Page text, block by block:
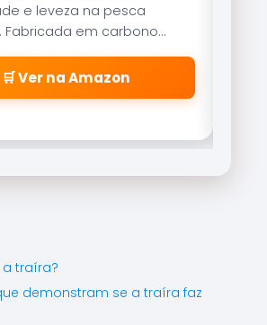
e leveza na pesca
Fabricada em carbono
oferece sensibilidade
fisgadas precisas.
🛒 Ver na Amazon
a traíra?
demonstram se a traíra faz